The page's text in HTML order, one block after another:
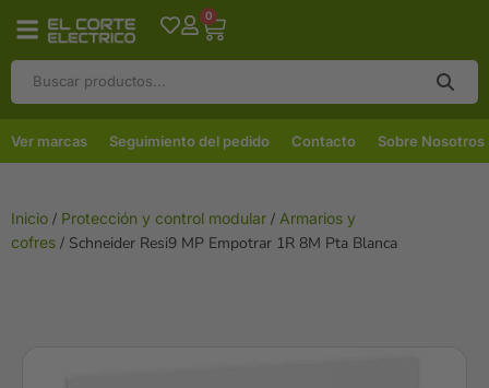
0
Ver marcas Seguimiento del pedido Contacto Sobre Nosotros
Inicio / Protección y control modular / Armarios y
cofres / Schneider Resi9 MP Empotrar 1R 8M Pta Blanca